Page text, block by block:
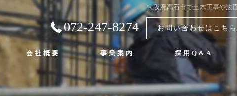
大阪府高石市で土木工事や法
072-247-8274 お問い合わせはこちら
会社概要
代表挨拶
事業案内 採用Q&A